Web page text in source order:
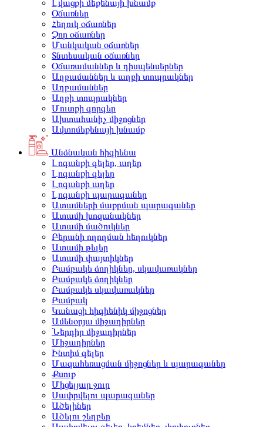
Լվացքի մեքենայի խնամք
Օճառներ
Հեղուկ օճառներ
Չոր օճառներ
Մանկական օճառներ
Տնտեսական օճառներ
Օճառամաններ և դիսպենսերներ
Աղբամաններ և աղբի տոպրակներ
Աղբամաններ
Աղբի տոպրակներ
Մուտքի գորգեր
Ախտահանիչ միջոցներ
Ավտոմեքենայի խնամք
Անձնական հիգիենա
Լոգանքի գելեր, աղեր
Լոգանքի գելեր
Լոգանքի աղեր
Լոգանքի պարագաներ
Ատամների մաքրման պարագաներ
Ատամի խոզանակներ
Ատամի մածուկներ
Բերանի ողողման հեղուկներ
Ատամի թելեր
Ատամի փայտիկներ
Բամբակե ձողիկներ, սկավառակներ
Բամբակե ձողիկներ
Բամբակե սկավառակներ
Բամբակ
Կանացի հիգիենիկ միջոցներ
Ամենօրյա միջադիրներ
Ներդիր միջադիրներ
Միջադիրներ
Ինտիմ գելեր
Մազահեռացման միջոցներ և պարագաներ
Քսուք
Միցելյար ջուր
Սափրվելու պարագաներ
Ածելիներ
Ածելու շեղբեր